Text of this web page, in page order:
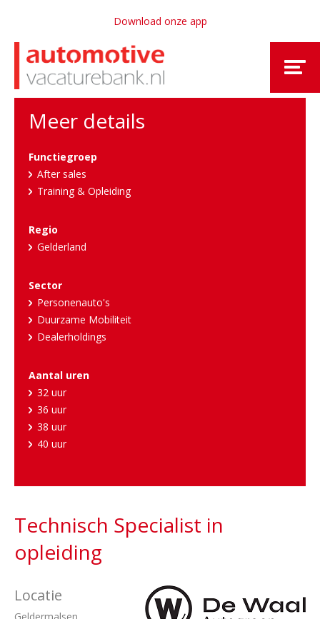
Download onze app
Meer details
Functiegroep
After sales
Training & Opleiding
Regio
Gelderland
Sector
Personenauto's
Duurzame Mobiliteit
Dealerholdings
Aantal uren
32 uur
36 uur
38 uur
40 uur
Technisch Specialist in
opleiding
Locatie